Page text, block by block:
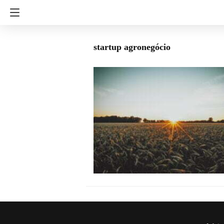
startup agronegócio